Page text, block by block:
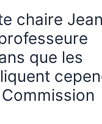
chaire Jean
que les